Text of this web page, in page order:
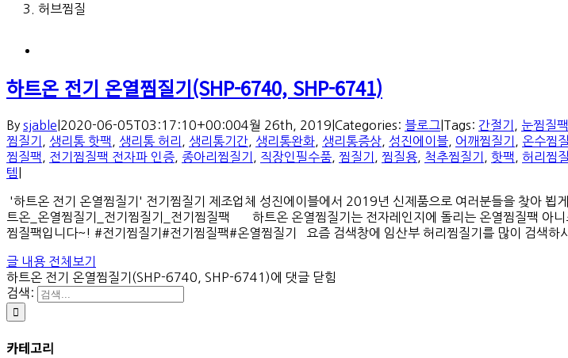
허브찜질
하트온 전기 온열찜질기(SHP-6740, SHP-6741)
By sjable 2020-06-05T03:17:10+00:004월 26th, 2019 Categories: 블로그 Tags: 간절기 눈찜질팩
찜질기
생리통 핫팩 생리통 허리 생리통기간 생리통완화 생리통증상 성진에이블 어깨찜질기 온수찜
찜질팩
전기찜질팩 전자파 인증 종아리찜질기 직장인필수품 찜질기 찜질용 척추찜질기 핫팩 허리찜질
템
'하트온 전기 온열찜질기' 전기찜질기 제조업체 성진에이블에서 2019년 신제품으로 여러분들을 찾
트온_온열찜질기_전기찜질기_전기찜질팩 하트온 온열찜질기는 전자레인지에 돌리는 온열찜질팩 아
찜질팩입니다~! #전기찜질기#전기찜질팩#온열찜질기 요즘 검색창에 임산부 허리찜질기를 많이 검색
글 내용 전체보기
하트온 전기 온열찜질기(SHP-6740, SHP-6741)에 댓글 닫힘
검색:
카테고리